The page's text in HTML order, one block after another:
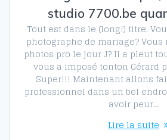
studio 7700.be
Tout est dans le (long!) titre.
photographe de mariage? Vous
photos pro le jour J? Il a pleut
vous a imposé tonton Gérard
Super!!! Maintenant allons
professionnel dans un bel
avoir peur…
Lire la suite